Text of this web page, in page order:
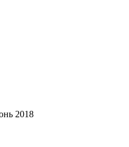
2018